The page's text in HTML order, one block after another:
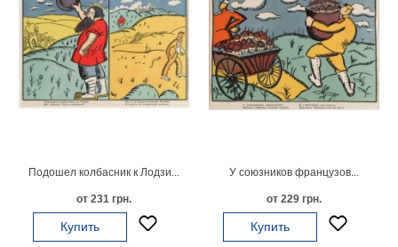
Подошел колбасник к Лодзи...
от 231 грн.
Купить
У союзников французов...
от 229 грн.
Купить